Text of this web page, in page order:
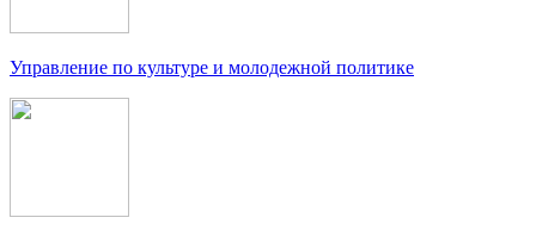
Управление по культуре и молодежной политике